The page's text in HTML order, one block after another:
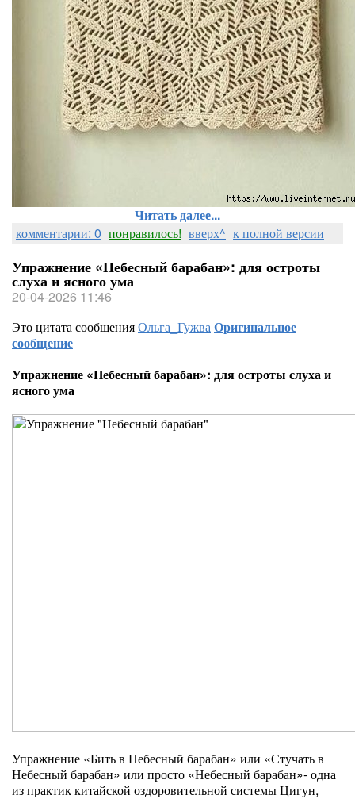
Читать далее...
комментарии: 0 понравилось! вверх^ к полной версии
Упражнение «Небесный барабан»: для остроты
слуха и ясного ума
20-04-2026 11:46
Это цитата сообщенияОльга_ГужваОригинальное
сообщение
Упражнение «Небесный барабан»: для остроты слуха и
ясного ума
Упражнение «Бить в Небесный барабан» или «Стучать в
Небесный барабан» или просто «Небесный барабан»- одна
из практик китайской оздоровительной системы Цигун,